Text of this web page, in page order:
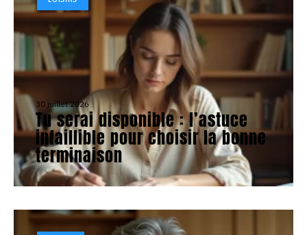
30 juillet 2026
Tu serai disponible : l’astuce
infaillible pour choisir la bonne
terminaison